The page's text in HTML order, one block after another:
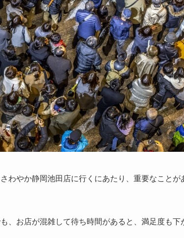
わやか静岡池田店に行くにあたり、重要なこと
、お店が混雑して待ち時間があると、満足度も